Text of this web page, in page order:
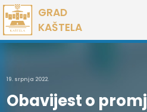
Preskoči
na
sadržaj
GRAD
KAŠTELA
19. srpnja 2022.
Obavijest o